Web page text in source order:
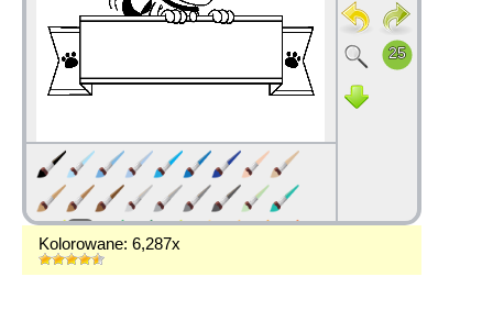
Kolorowane: 6,287x